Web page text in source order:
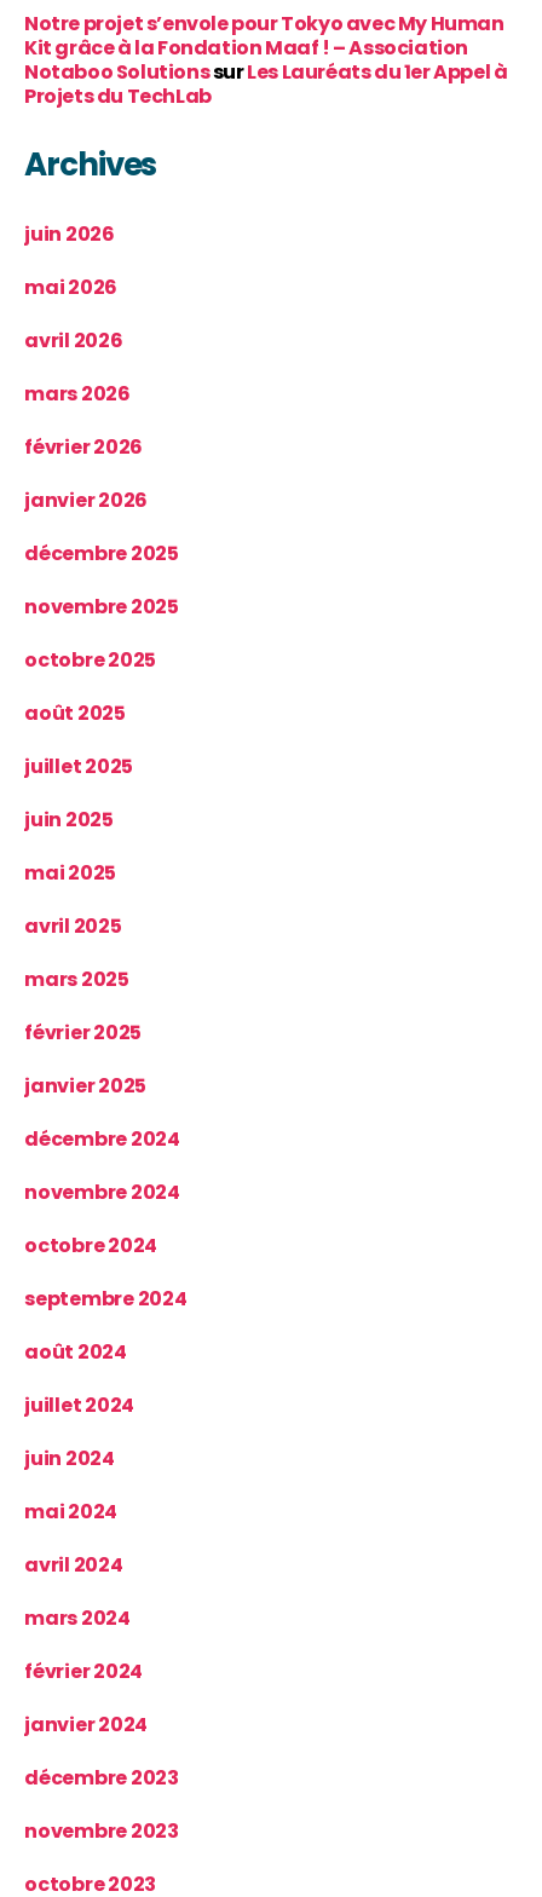
Notre projet s’envole pour Tokyo avec My Human
Kit grâce à la Fondation Maaf ! – Association
Notaboo SolutionssurLes Lauréats du 1er Appel à
Projets du TechLab
Archives
juin 2026
mai 2026
avril 2026
mars 2026
février 2026
janvier 2026
décembre 2025
novembre 2025
octobre 2025
août 2025
juillet 2025
juin 2025
mai 2025
avril 2025
mars 2025
février 2025
janvier 2025
décembre 2024
novembre 2024
octobre 2024
septembre 2024
août 2024
juillet 2024
juin 2024
mai 2024
avril 2024
mars 2024
février 2024
janvier 2024
décembre 2023
novembre 2023
octobre 2023